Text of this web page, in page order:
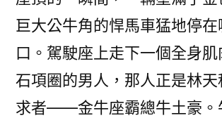
巨大公牛角的悍馬車猛地停在
口。駕駛座上走下一個全身
石項圈的男人，那人正是林天
求者——金牛座霸總牛土豪。